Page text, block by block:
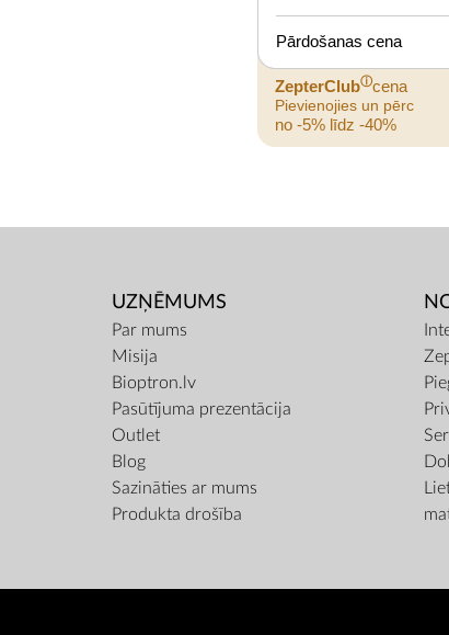
Pārdošanas cena
ZepterClubⓘcena
Pievienojies un pērc
no -5% līdz -40%
UZŅĒMUMS
Par mums
Misija
Bioptron.lv
Pasūtījuma prezentācija
Outlet
Blog
Sazināties ar mums
Produkta drošība